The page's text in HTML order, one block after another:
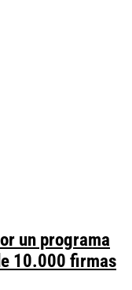
un programa
10.000 firmas